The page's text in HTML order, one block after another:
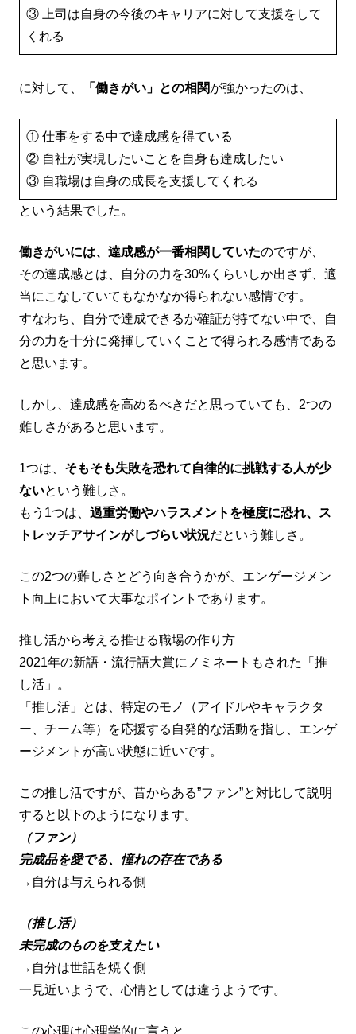
③ 上司は自身の今後のキャリアに対して支援をして
くれる
に対して、 「働きがい」との相関が強かったのは、
① 仕事をする中で達成感を得ている
② 自社が実現したいことを自身も達成したい
③ 自職場は自身の成長を支援してくれる
という結果でした。
働きがいには、達成感が一番相関していたのですが、
その達成感とは、自分の力を30%くらいしか出さず、適
当にこなしていてもなかなか得られない感情です。
すなわち、自分で達成できるか確証が持てない中で、自
分の力を十分に発揮していくことで得られる感情である
と思います。
しかし、達成感を高めるべきだと思っていても、2つの
難しさがあると思います。
1つは、 そもそも失敗を恐れて自律的に挑戦する人が少
ないという難しさ。
もう1つは、 過重労働やハラスメントを極度に恐れ、ス
トレッチアサインがしづらい状況だという難しさ。
この2つの難しさとどう向き合うかが、エンゲージメン
ト向上において大事なポイントであります。
推し活から考える推せる職場の作り方
2021年の新語・流行語大賞にノミネートもされた「推
し活」。
「推し活」とは、特定のモノ（アイドルやキャラクタ
ー、チーム等）を応援する自発的な活動を指し、エンゲ
ージメントが高い状態に近いです。
この推し活ですが、昔からある”ファン”と対比して説明
すると以下のようになります。
（ファン）
完成品を愛でる、憧れの存在である
→自分は与えられる側
（推し活）
未完成のものを支えたい
→自分は世話を焼く側
一見近いようで、心情としては違うようです。
この心理は心理学的に言うと、